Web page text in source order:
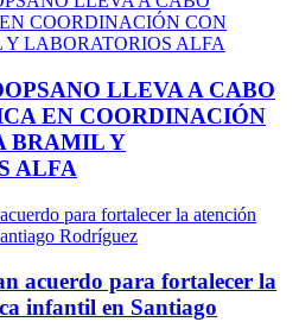
LLEVA A CABO
EN COORDINACIÓN
BRAMIL Y
ALFA
acuerdo para fortalecer la
infantil en Santiago